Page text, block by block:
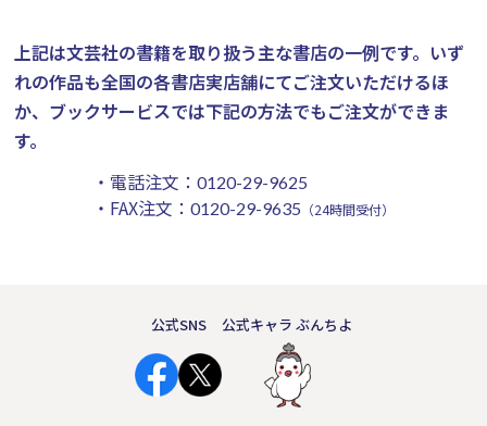
上記は文芸社の書籍を取り扱う主な書店の一例です。 いず
れの作品も全国の各書店実店舗にてご注文いただけるほ
か、ブックサービスでは下記の方法でもご注文ができま
す。
・電話注文： 0120-29-9625
・FAX注文： 0120-29-9635 （24時間受付）
公式SNS 公式キャラ ぶんちよ